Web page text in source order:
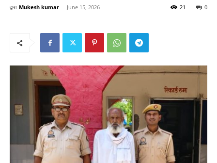
द्वारा Mukesh kumar - June 15, 2026 0
21